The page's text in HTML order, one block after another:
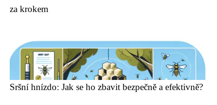
za krokem
Sršní hnízdo: Jak se ho zbavit bezpečně a efektivně?